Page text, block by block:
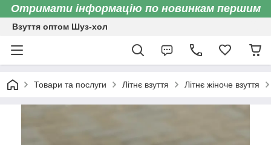
Отримати інформацію по новинкам першим
Взуття оптом Шуз-хол
Товари та послуги Літнє взуття Літнє жіноче взуття